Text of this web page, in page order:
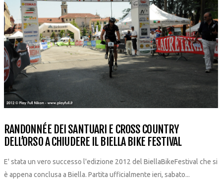
RANDONNÉE DEI SANTUARI E CROSS COUNTRY
DELL’ORSO A CHIUDERE IL BIELLA BIKE FESTIVAL
E' stata un vero successo l'edizione 2012 del BiellaBikeFestival che si
è appena conclusa a Biella. Partita ufficialmente ieri, sabato...